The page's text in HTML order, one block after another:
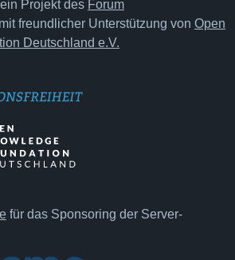
Projekt des Forum
freundlicher Unterstützung von Open
Deutschland e.V.
für das Sponsoring der Server-